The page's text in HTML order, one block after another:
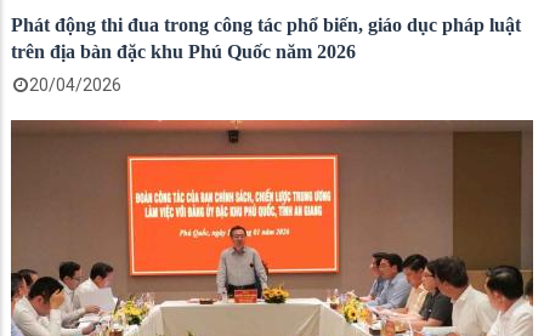
Phát động thi đua trong công tác phổ biến, giáo dục pháp luật
trên địa bàn đặc khu Phú Quốc năm 2026
20/04/2026